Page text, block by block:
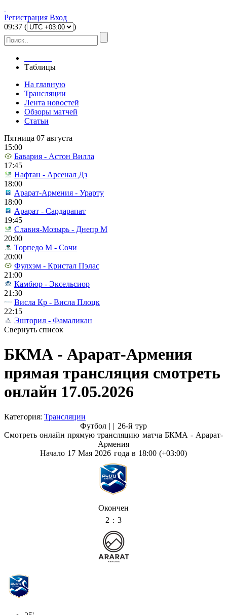
Регистрация Вход
09:37 ( )
Таблицы
На главную
Трансляции
Лента новостей
Обзоры матчей
Статьи
Пятница 07 августа
15:00
Бавария - Астон Вилла
17:45
Нафтан - Арсенал Дз
18:00
Арарат-Армения - Урарту
18:00
Арарат - Сардарапат
19:45
Славия-Мозырь - Днепр М
20:00
Торпедо М - Сочи
20:00
Фулхэм - Кристал Пэлас
21:00
Камбюр - Эксельсиор
21:30
Висла Кр - Висла Плоцк
22:15
Эшторил - Фамаликан
Свернуть список
БКМА - Арарат-Армения
прямая трансляция смотреть
онлайн 17.05.2026
Категория: Трансляции
Футбол | | 26-й тур
Смотреть онлайн прямую трансляцию матча БКМА - Арарат-
Армения
Начало 17 Мая 2026 года в 18:00 (+03:00)
Окончен
2 : 3